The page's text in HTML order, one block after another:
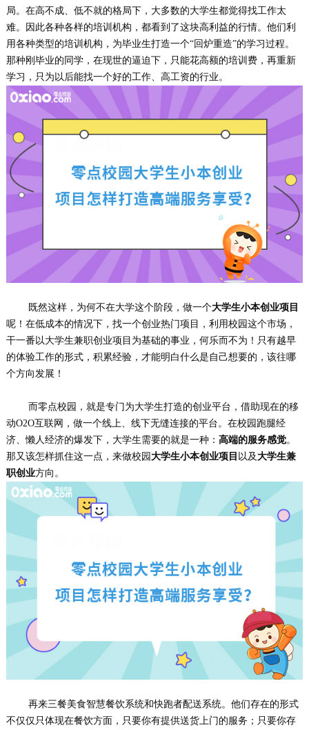
局。在高不成、低不就的格局下，大多数的大学生都觉得找工作太
难。因此各种各样的培训机构，都看到了这块高利益的行情。他们利
用各种类型的培训机构，为毕业生打造一个“回炉重造”的学习过程。
那种刚毕业的同学，在现世的逼迫下，只能花高额的培训费，再重新
学习，只为以后能找一个好的工作、高工资的行业。
既然这样，为何不在大学这个阶段，做一个大学生小本创业项目
呢！在低成本的情况下，找一个创业热门项目，利用校园这个市场，
干一番以大学生兼职创业项目为基础的事业，何乐而不为！只有越早
的体验工作的形式，积累经验，才能明白什么是自己想要的，该往哪
个方向发展！
而零点校园，就是专门为大学生打造的创业平台，借助现在的移
动O2O互联网，做一个线上、线下无缝连接的平台。在校园跑腿经
济、懒人经济的爆发下，大学生需要的就是一种： 高端的服务感觉。
那又该怎样抓住这一点，来做校园 大学生小本创业项目 以及 大学生兼
职创业方向。
再来三餐美食智慧餐饮系统和快跑者配送系统。他们存在的形式
不仅仅只体现在餐饮方面，只要你有提供送货上门的服务；只要你存